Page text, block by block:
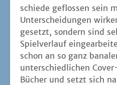
schie­de geflos­sen sein
Unter­schei­dun­gen
ge­setzt, son­dern sind
Spiel­ver­lauf
schon an so ganz
unter­schied­li­chen
Bücher und setzt sich